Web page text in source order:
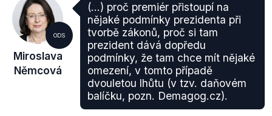
ODS
Miroslava
Němcová
(…) proč premiér přistoupí na
nějaké podmínky prezidenta při
tvorbě zákonů, proč si tam
prezident dává dopředu
podmínky, že tam chce mít nějaké
omezení, v tomto případě
dvouletou lhůtu (v tzv. daňovém
balíčku, pozn. Demagog.cz).